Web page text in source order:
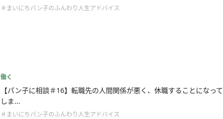
＃まいにちパン子のふんわり人生アドバイス
働く
【パン子に相談＃16】転職先の人間関係が悪く、休職することになって
しま...
＃まいにちパン子のふんわり人生アドバイス